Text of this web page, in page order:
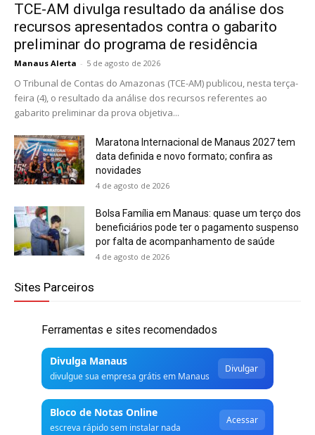
TCE-AM divulga resultado da análise dos
recursos apresentados contra o gabarito
preliminar do programa de residência
Manaus Alerta - 5 de agosto de 2026
O Tribunal de Contas do Amazonas (TCE-AM) publicou, nesta terça-
feira (4), o resultado da análise dos recursos referentes ao
gabarito preliminar da prova objetiva...
Maratona Internacional de Manaus 2027 tem
data definida e novo formato; confira as
novidades
4 de agosto de 2026
Bolsa Família em Manaus: quase um terço dos
beneficiários pode ter o pagamento suspenso
por falta de acompanhamento de saúde
4 de agosto de 2026
Sites Parceiros
Ferramentas e sites recomendados
Divulga Manaus
divulgue sua empresa grátis em Manaus
Divulgar
Bloco de Notas Online
escreva rápido sem instalar nada
Acessar